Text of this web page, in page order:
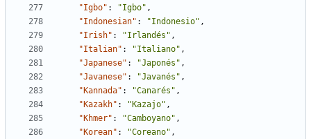
"Igbo" : "Igbo" ,
"Indonesian" : "Indonesio" ,
"Irish" : "Irlandés" ,
"Italian" : "Italiano" ,
"Japanese" : "Japonés" ,
"Javanese" : "Javanés" ,
"Kannada" : "Canarés" ,
"Kazakh" : "Kazajo" ,
"Khmer" : "Camboyano" ,
"Korean" : "Coreano" ,